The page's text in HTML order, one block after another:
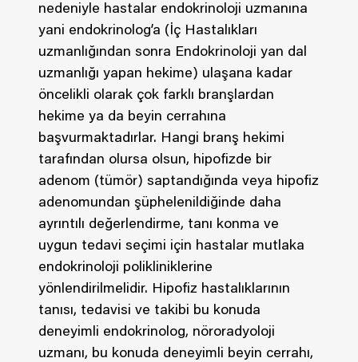
nedeniyle hastalar endokrinoloji uzmanına
yani endokrinolog’a (İç Hastalıkları
uzmanlığından sonra Endokrinoloji yan dal
uzmanlığı yapan hekime) ulaşana kadar
öncelikli olarak çok farklı branşlardan
hekime ya da beyin cerrahına
başvurmaktadırlar. Hangi branş hekimi
tarafından olursa olsun, hipofizde bir
adenom (tümör) saptandığında veya hipofiz
adenomundan şüphelenildiğinde daha
ayrıntılı değerlendirme, tanı konma ve
uygun tedavi seçimi için hastalar mutlaka
endokrinoloji polikliniklerine
yönlendirilmelidir. Hipofiz hastalıklarının
tanısı, tedavisi ve takibi bu konuda
deneyimli endokrinolog, nöroradyoloji
uzmanı, bu konuda deneyimli beyin cerrahı,